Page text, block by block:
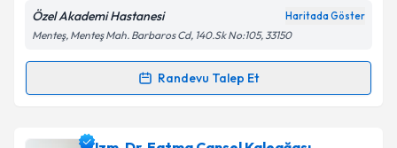
Kişisel verilerimin işlenmesine ilişkin
Metni'ni okudum ve kişisel verilerimin belirtilen
Özel Akademi Hastanesi Haritada Göster
Menteş, Menteş Mah. Barbaros Cd, 140.Sk No:105, 33150
Randevu Talep Et
Randevu Takvimi Talebi